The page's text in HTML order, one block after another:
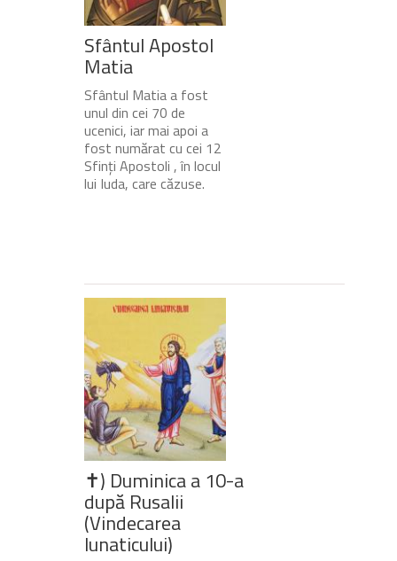
Sfântul Apostol
Matia
Sfântul Matia a fost
unul din cei 70 de
ucenici, iar mai apoi a
fost numărat cu cei 12
Sfinți Apostoli , în locul
lui Iuda, care căzuse.
✝) Duminica a 10-a
după Rusalii
(Vindecarea
lunaticului)